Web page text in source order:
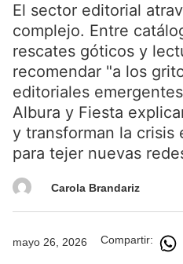
El sector editorial
complejo. Entre
rescates góticos y
recomendar "a los
editoriales
Albura y Fiesta
y transforman la crisis
para tejer nuevas
Carola Brandariz
mayo 26, 2026 Compartir: